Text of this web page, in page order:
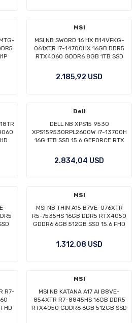
MSI
MSI NB SWORD 16 HX B14VFKG-
061XTR I7-14700HX 16GB DDR5
RTX4060 GDDR6 8GB 1TB SSD
2.185,92 USD
Dell
DELL NB XPS15 9530
XPS159530RPL2600W i7-13700H
16G 1TB SSD 15.6 GEFORCE RTX
2.834,04 USD
MSI
MSI NB THIN A15 B7VE-076XTR
R5-7535HS 16GB DDR5 RTX4050
GDDR6 6GB 512GB SSD 15.6 FHD
1.312,08 USD
R7-
MSI
MSI NB KATANA A17 AI B8VE-
854XTR R7-8845HS 16GB DDR5
RTX4050 GDDR6 6GB 512GB SSD